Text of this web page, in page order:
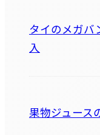
タイのメガバ
入
果物ジュース